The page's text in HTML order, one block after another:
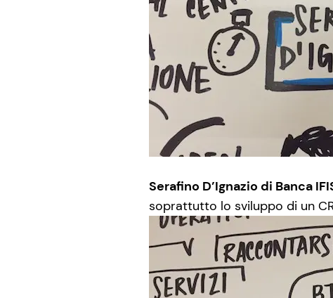
Serafino D’Ignazio di Banca
soprattutto lo sviluppo di un